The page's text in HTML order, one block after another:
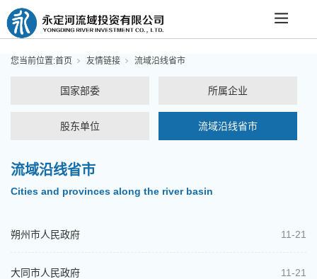
您当前位置:首页 友情链接 流域沿线省市
国家部委 所属企业
股东单位 流域沿线省市
流域沿线省市
Cities and provinces along the river basin
朔州市人民政府 11-21
大同市人民政府 11-21